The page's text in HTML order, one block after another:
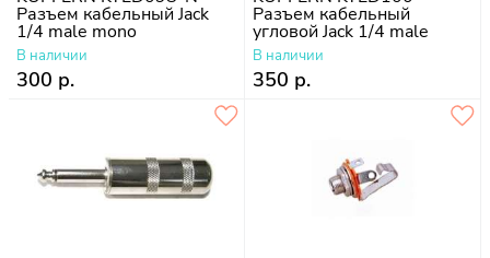
Разъем кабельный Jack
1/4 male mono
В наличии
300 р.
Разъем кабельный
угловой Jack 1/4 male
mono
В наличии
350 р.